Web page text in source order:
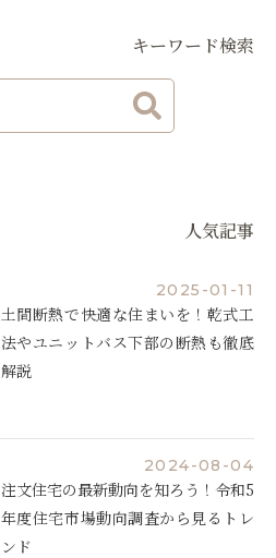
キーワード検索
人気記事
2025-01-11
土間断熱で快適な住まいを！乾式工
法やユニットバス下部の断熱も徹底
解説
2024-08-04
注文住宅の最新動向を知ろう！令和5
年度住宅市場動向調査から見るトレ
ンド